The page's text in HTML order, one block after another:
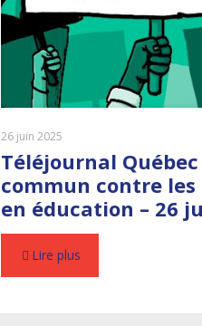
26 juin 2025
Téléjournal
commun contre les
en éducation – 26
Lire plus